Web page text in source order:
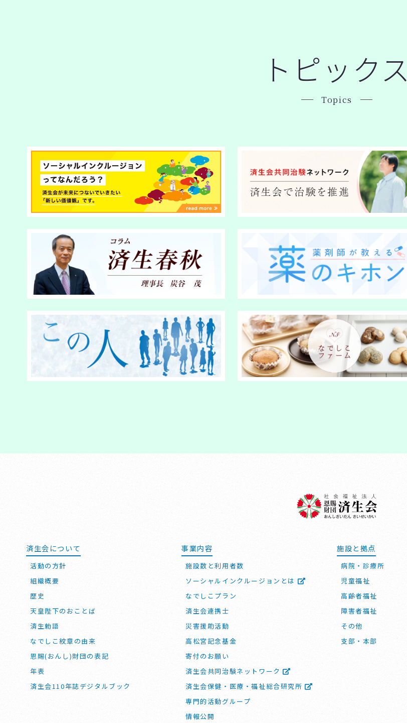
トピックス
Topics
済生会について
活動の方針
組織概要
歴史
天皇陛下のおことば
済生勅語
なでしこ紋章の由来
恩賜(おんし)財団の表記
年表
済生会110年誌デジタルブック
事業内容
施設数と利用者数
ソーシャルインクルージョンとは
なでしこプラン
済生会連携士
災害援助活動
高松宮記念基金
寄付のお願い
済生会共同治験ネットワーク
済生会保健・医療・福祉総合研究所
専門的活動グループ
情報公開
施設と拠点
病院・診療所
児童福祉
高齢者福祉
障害者福祉
その他
支部・本部